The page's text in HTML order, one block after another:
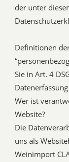
der unter
Definitionen
Sie in Art. 4
Wer ist
Website?
Die
uns als
Weinimport